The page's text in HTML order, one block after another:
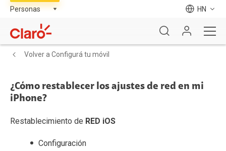
HN
Volver a Configurá tu móvil
¿Cómo restablecer los ajustes de red en mi
iPhone?
Restablecimiento de RED iOS
Configuración